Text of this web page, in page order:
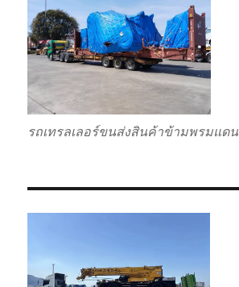
รถเทรลเลอร์ขนส่งสินค้าข้ามพรมแดน